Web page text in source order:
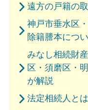
遠方の戸籍の
神戸市垂水区
除籍謄本につ
みなし相続財
区・須磨区・
が解説
法定相続人とは